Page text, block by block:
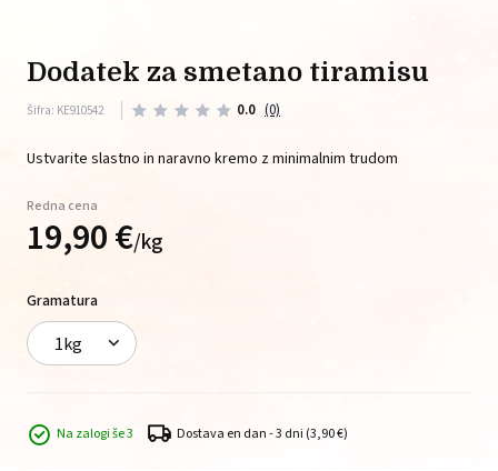
dodatek za smetano tiramisu
Šifra: KE910542 0.0 (0)
Ustvarite slastno in naravno kremo z minimalnim trudom
Redna cena
19,90€/kg
Gramatura
1kg
Na zalogi še 3 Dostava en dan - 3 dni (3,90 €)